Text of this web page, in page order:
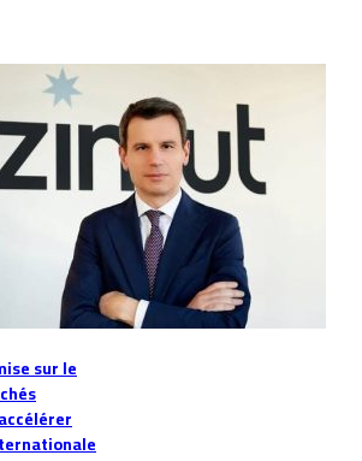
sur le